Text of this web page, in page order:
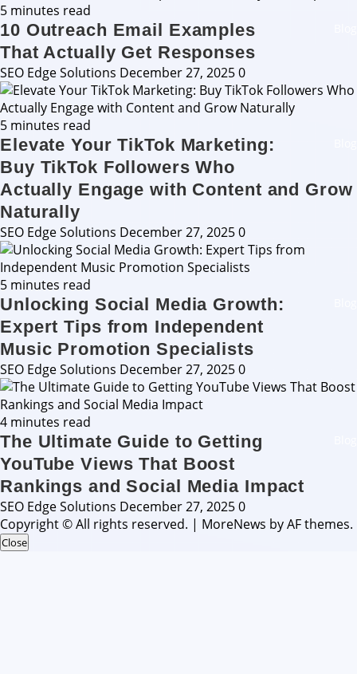
5 minutes read
10 Outreach Email Examples
That Actually Get Responses
SEO Edge Solutions December 27, 20250
5 minutes read
Elevate Your TikTok Marketing:
Buy TikTok Followers Who
Actually Engage with Content and Grow
Naturally
SEO Edge Solutions December 27, 20250
5 minutes read
Unlocking Social Media Growth:
Expert Tips from Independent
Music Promotion Specialists
SEO Edge Solutions December 27, 20250
4 minutes read
The Ultimate Guide to Getting
YouTube Views That Boost
Rankings and Social Media Impact
SEO Edge Solutions December 27, 20250
Copyright © All rights reserved. | MoreNews by AF themes.
Close